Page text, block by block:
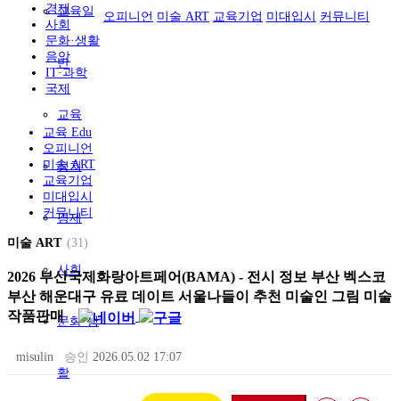
교육일
반
교육
정치
경제
사회
문화·생
활
경제
사회
문화·생활
음악
IT·과학
국제
오피니언 미술 ART 교육기업 미대입시 커뮤니티
교육 Edu
오피니언
미술 ART
교육기업
미대입시
커뮤니티
미술 ART (31)
2026 부산국제화랑아트페어(BAMA) - 전시 정보 부산 벡스코
부산 해운대구 유료 데이트 서울나들이 추천 미술인 그림 미술
작품판매
misulin 승인 2026.05.02 17:07